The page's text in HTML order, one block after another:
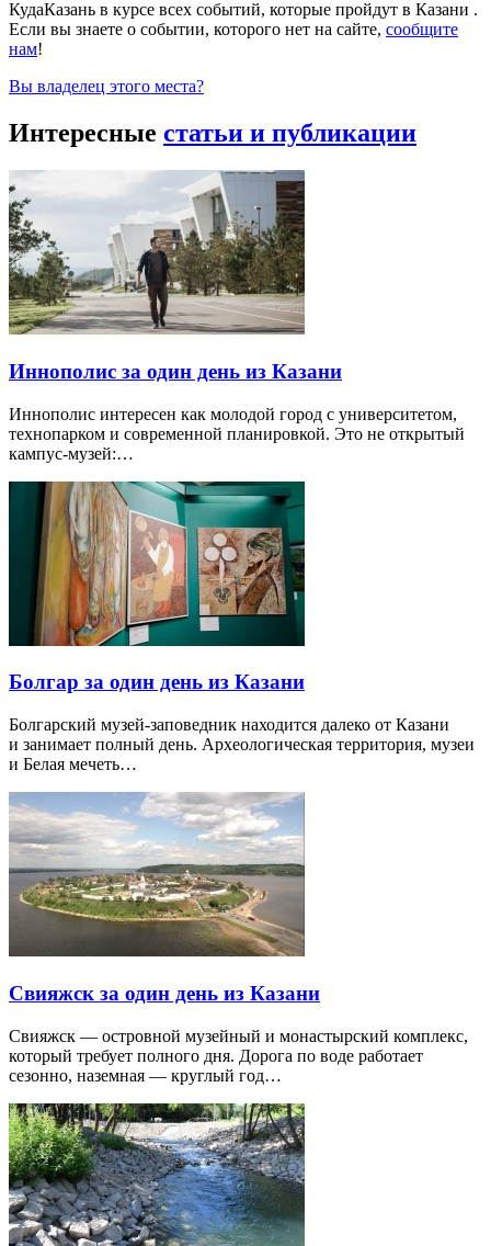
КудаКазань в курсе всех событий, которые пройдут в Казани .
Если вы знаете о событии, которого нет на сайте, сообщите
нам!
Вы владелец этого места?
Интересные статьи и публикации
Иннополис за один день из Казани
Иннополис интересен как молодой город с университетом,
технопарком и современной планировкой. Это не открытый
кампус-музей:…
Болгар за один день из Казани
Болгарский музей-заповедник находится далеко от Казани
и занимает полный день. Археологическая территория, музеи
и Белая мечеть…
Свияжск за один день из Казани
Свияжск — островной музейный и монастырский комплекс,
который требует полного дня. Дорога по воде работает
сезонно, наземная — круглый год…